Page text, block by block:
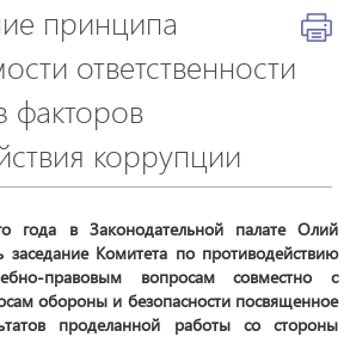
принципа
ответственности
факторов
коррупции
года в Законодательной палате Олий
заседание Комитета по противодействию
правовым вопросам совместно с
обороны и безопасности посвященное
проделанной работы со стороны